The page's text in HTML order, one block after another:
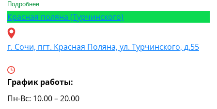
Подробнее
Красная поляна (Турчинского)
г. Сочи, пгт. Красная Поляна, ул. Турчинского, д.55
График работы:
Пн-Вс: 10.00 – 20.00